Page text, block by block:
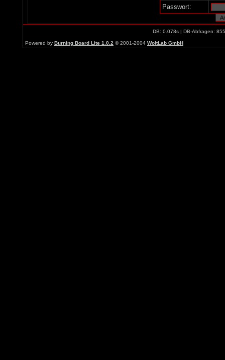
Passwort:
DB: 0.078s | DB-Abfragen:
Powered by Burning Board Lite 1.0.2 © 2001-2004 WoltLab GmbH